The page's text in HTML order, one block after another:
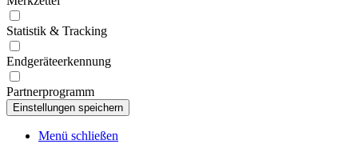
Statistik & Tracking
Endgeräteerkennung
Partnerprogramm
Menü schließen